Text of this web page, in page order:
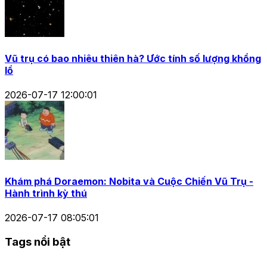
Vũ trụ có bao nhiêu thiên hà? Ước tính số lượng khổng
lồ
2026-07-17 12:00:01
Khám phá Doraemon: Nobita và Cuộc Chiến Vũ Trụ -
Hành trình kỳ thú
2026-07-17 08:05:01
Tags nổi bật